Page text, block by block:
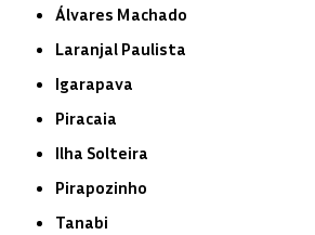
Álvares Machado
Laranjal Paulista
Igarapava
Piracaia
Ilha Solteira
Pirapozinho
Tanabi